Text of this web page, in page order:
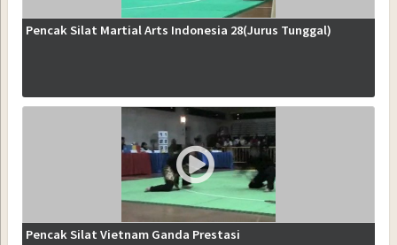
Pencak Silat Martial Arts Indonesia 28(Jurus Tunggal)
Pencak Silat Vietnam Ganda Prestasi